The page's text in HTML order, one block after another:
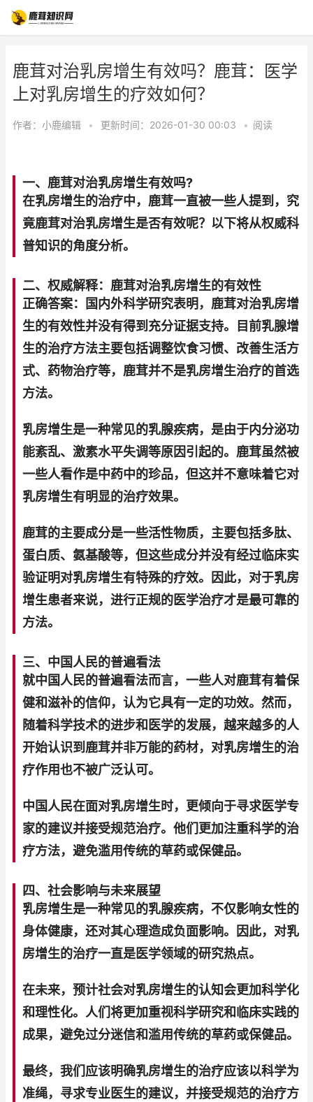
鹿茸对治乳房增生有效吗？鹿茸：医学
上对乳房增生的疗效如何？
作者： 小鹿编辑 • 更新时间：2026-01-30 00:03 • 阅读
一、鹿茸对治乳房增生有效吗?
在乳房增生的治疗中，鹿茸一直被一些人提到，究
竟鹿茸对治乳房增生是否有效呢？以下将从权威科
普知识的角度分析。
二、权威解释：鹿茸对治乳房增生的有效性
正确答案：国内外科学研究表明，鹿茸对治乳房增
生的有效性并没有得到充分证据支持。目前乳腺增
生的治疗方法主要包括调整饮食习惯、改善生活方
式、药物治疗等，鹿茸并不是乳房增生治疗的首选
方法。
乳房增生是一种常见的乳腺疾病，是由于内分泌功
能紊乱、激素水平失调等原因引起的。鹿茸虽然被
一些人看作是中药中的珍品，但这并不意味着它对
乳房增生有明显的治疗效果。
鹿茸的主要成分是一些活性物质，主要包括多肽、
蛋白质、氨基酸等，但这些成分并没有经过临床实
验证明对乳房增生有特殊的疗效。因此，对于乳房
增生患者来说，进行正规的医学治疗才是最可靠的
方法。
三、中国人民的普遍看法
就中国人民的普遍看法而言，一些人对鹿茸有着保
健和滋补的信仰，认为它具有一定的功效。然而，
随着科学技术的进步和医学的发展，越来越多的人
开始认识到鹿茸并非万能的药材，对乳房增生的治
疗作用也不被广泛认可。
中国人民在面对乳房增生时，更倾向于寻求医学专
家的建议并接受规范治疗。他们更加注重科学的治
疗方法，避免滥用传统的草药或保健品。
四、社会影响与未来展望
乳房增生是一种常见的乳腺疾病，不仅影响女性的
身体健康，还对其心理造成负面影响。因此，对乳
房增生的治疗一直是医学领域的研究热点。
在未来，预计社会对乳房增生的认知会更加科学化
和理性化。人们将更加重视科学研究和临床实践的
成果，避免过分迷信和滥用传统的草药或保健品。
最终，我们应该明确乳房增生的治疗应该以科学为
准绳，寻求专业医生的建议，并接受规范的治疗方